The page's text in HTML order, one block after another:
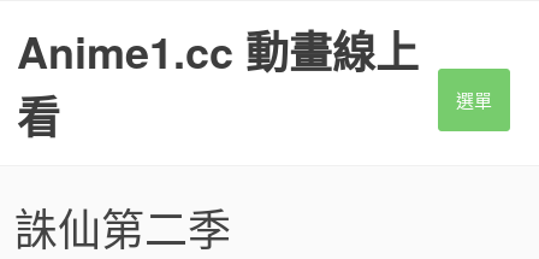
Anime1.cc 動畫線上
看
選單
誅仙第二季